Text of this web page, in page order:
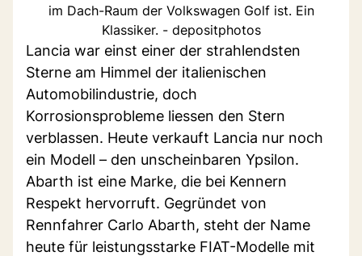
im Dach-Raum der Volkswagen Golf ist. Ein
Klassiker. - depositphotos
Lancia war einst einer der strahlendsten
Sterne am Himmel der italienischen
Automobilindustrie, doch
Korrosionsprobleme liessen den Stern
verblassen. Heute verkauft Lancia nur noch
ein Modell – den unscheinbaren Ypsilon.
Abarth ist eine Marke, die bei Kennern
Respekt hervorruft. Gegründet von
Rennfahrer Carlo Abarth, steht der Name
heute für leistungsstarke FIAT-Modelle mit